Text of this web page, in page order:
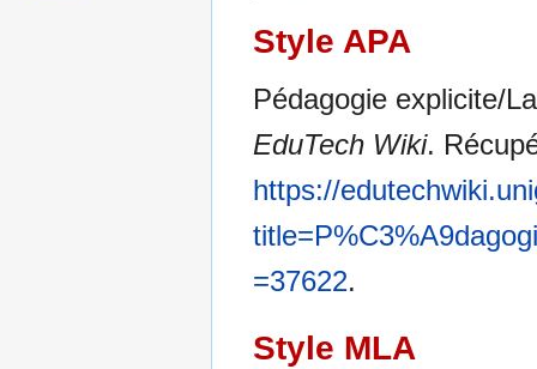
Style APA
Pédagogie explicite/
EduTech Wiki.
https://
=37622.
Style MLA